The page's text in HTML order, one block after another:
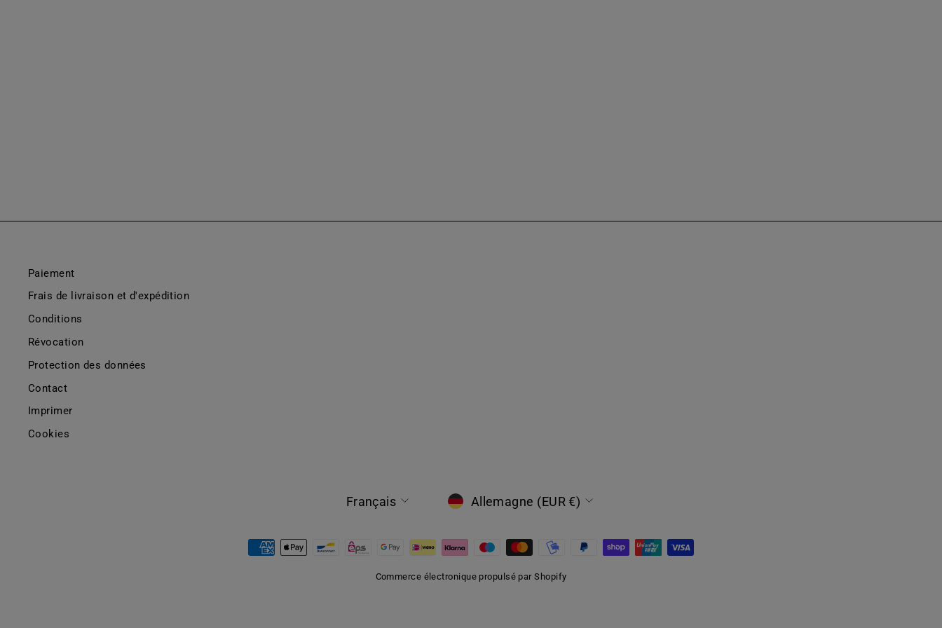
Paiement
Frais de livraison et d'expédition
Conditions
Révocation
Protection des données
Contact
Imprimer
Cookies
LANGUE
Français DEVISE
Allemagne (EUR €)
Commerce électronique propulsé par Shopify